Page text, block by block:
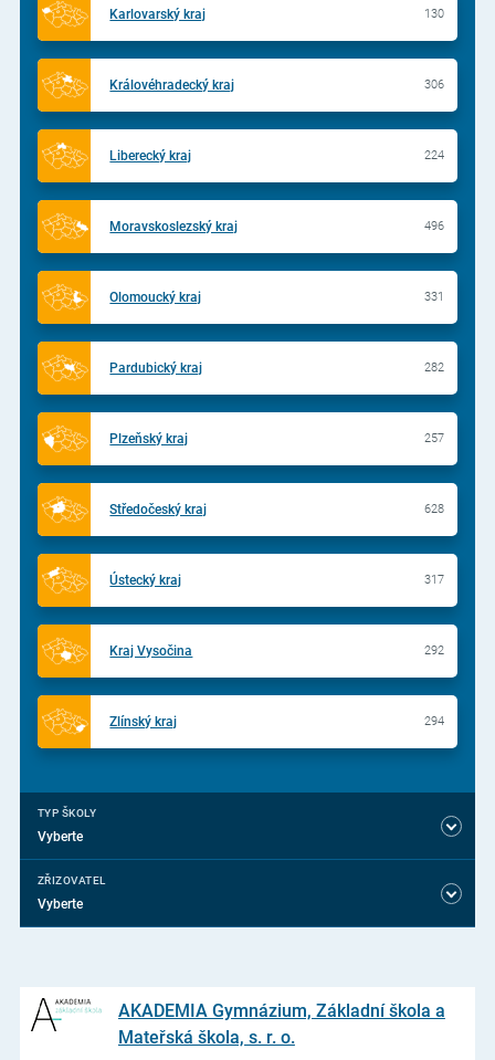
Karlovarský kraj 130
Královéhradecký kraj 306
Liberecký kraj 224
Moravskoslezský kraj 496
Olomoucký kraj 331
Pardubický kraj 282
Plzeňský kraj 257
Středočeský kraj 628
Ústecký kraj 317
Kraj Vysočina 292
Zlínský kraj 294
TYP ŠKOLY
Vyberte
ZŘIZOVATEL
Vyberte
AKADEMIA Gymnázium, Základní škola a
Mateřská škola, s. r. o.